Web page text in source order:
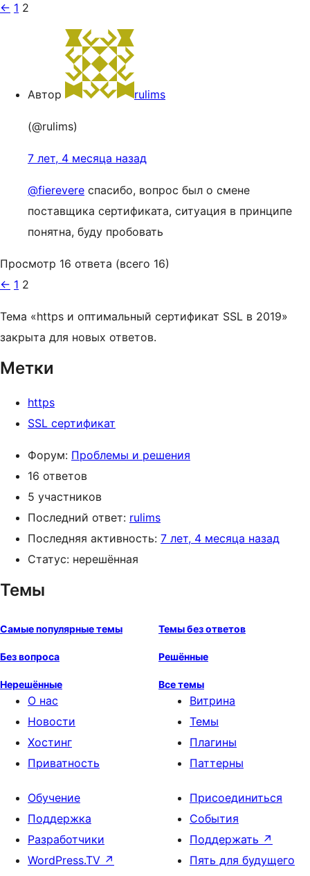
← 1 2
Автор rulims
(@rulims)
7 лет, 4 месяца назад
@fierevere спасибо, вопрос был о смене
поставщика сертификата, ситуация в принципе
понятна, буду пробовать
Просмотр 16 ответа (всего 16)
← 1 2
Тема «https и оптимальный сертификат SSL в 2019»
закрыта для новых ответов.
Метки
https
SSL сертификат
Форум: Проблемы и решения
16 ответов
5 участников
Последний ответ: rulims
Последняя активность: 7 лет, 4 месяца назад
Статус: нерешённая
Темы
Самые популярные темы Темы без ответов
Без вопроса Решённые
Нерешённые Все темы
О нас
Новости
Хостинг
Приватность
Витрина
Темы
Плагины
Паттерны
Обучение
Поддержка
Разработчики
WordPress.TV ↗
Присоединиться
События
Поддержать ↗
Пять для будущего